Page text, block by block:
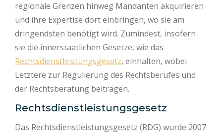
regionale Grenzen hinweg Mandanten akquirieren
und ihre Expertise dort einbringen, wo sie am
dringendsten benötigt wird. Zumindest, insofern
sie die innerstaatlichen Gesetze, wie das
Rechtsdienstleistungsgesetz, einhalten, wobei
Letztere zur Regulierung des Rechtsberufes und
der Rechtsberatung beitragen.
Rechtsdienstleistungsgesetz
Das Rechtsdienstleistungsgesetz (RDG) wurde 2007